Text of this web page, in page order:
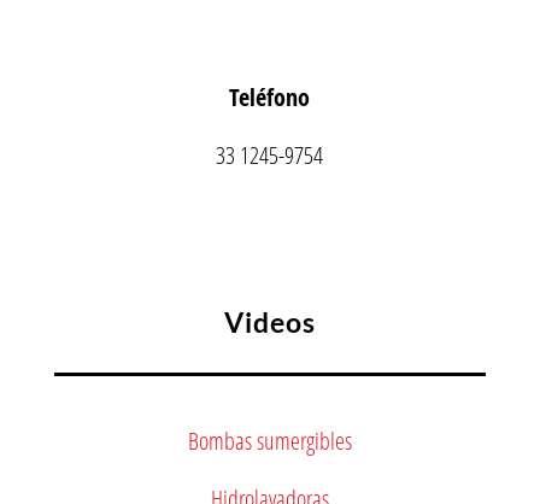
Teléfono
33 1245-9754
Videos
Bombas sumergibles